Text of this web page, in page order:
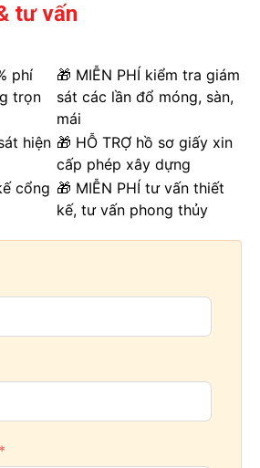
tư vấn
phí
trọn
🎁 MIỄN PHÍ kiểm tra giám
sát các lần đổ móng, sàn,
mái
hiện 🎁 HỖ TRỢ hồ sơ giấy xin
cấp phép xây dựng
cổng 🎁 MIỄN PHÍ tư vấn thiết
kế, tư vấn phong thủy